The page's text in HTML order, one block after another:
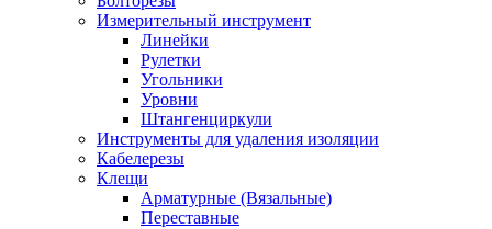
Измерительный инструмент
Линейки
Рулетки
Угольники
Уровни
Штангенциркули
Инструменты для удаления изоляции
Кабелерезы
Клещи
Арматурные (Вязальные)
Переставные